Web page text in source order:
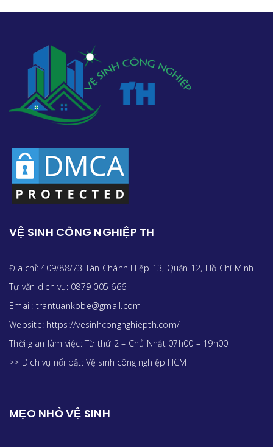
VỆ SINH CÔNG NGHIỆP TH
Địa chỉ: 409/88/73 Tân Chánh Hiệp 13, Quận 12, Hồ Chí Minh
Tư vấn dịch vụ: 0879 005 666
Email: trantuankobe@gmail.com
Website: https://vesinhcongnghiepth.com/
Thời gian làm việc: Từ thứ 2 – Chủ Nhật 07h00 – 19h00
>> Dịch vụ nổi bật: Vệ sinh công nghiệp HCM
MẸO NHỎ VỆ SINH